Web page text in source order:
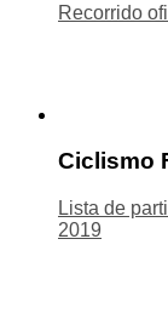
Recorrido
Ciclismo
Lista de
2019